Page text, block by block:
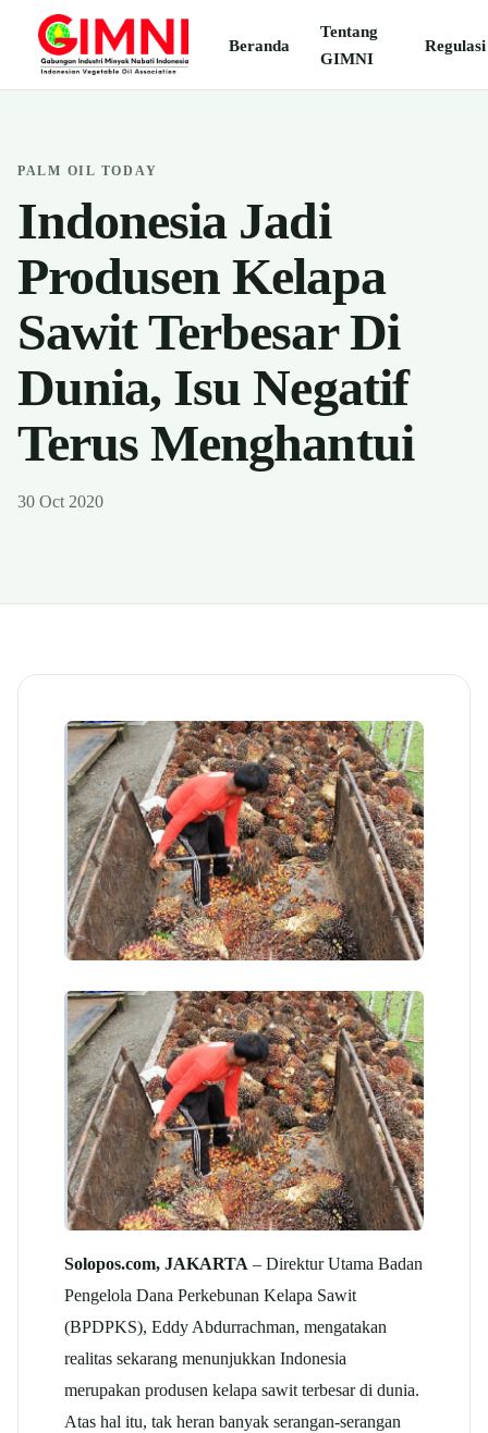
Beranda
Tentang
GIMNI
Regulasi
PALM OIL TODAY
Indonesia Jadi
Produsen Kelapa
Sawit Terbesar Di
Dunia, Isu Negatif
Terus Menghantui
30 Oct 2020
Solopos.com, JAKARTA – Direktur Utama Badan
Pengelola Dana Perkebunan Kelapa Sawit
(BPDPKS), Eddy Abdurrachman, mengatakan
realitas sekarang menunjukkan Indonesia
merupakan produsen kelapa sawit terbesar di dunia.
Atas hal itu, tak heran banyak serangan-serangan